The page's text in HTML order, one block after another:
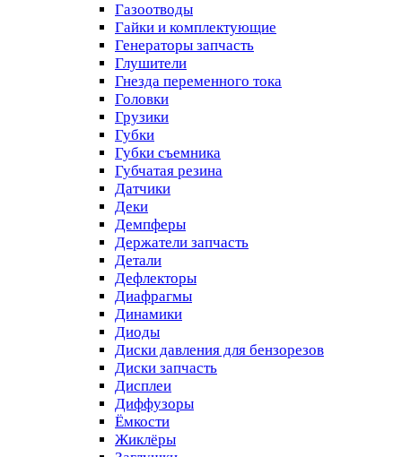
Газоотводы
Гайки и комплектующие
Генераторы запчасть
Глушители
Гнезда переменного тока
Головки
Грузики
Губки
Губки съемника
Губчатая резина
Датчики
Деки
Демпферы
Держатели запчасть
Детали
Дефлекторы
Диафрагмы
Динамики
Диоды
Диски давления для бензорезов
Диски запчасть
Дисплеи
Диффузоры
Ёмкости
Жиклёры